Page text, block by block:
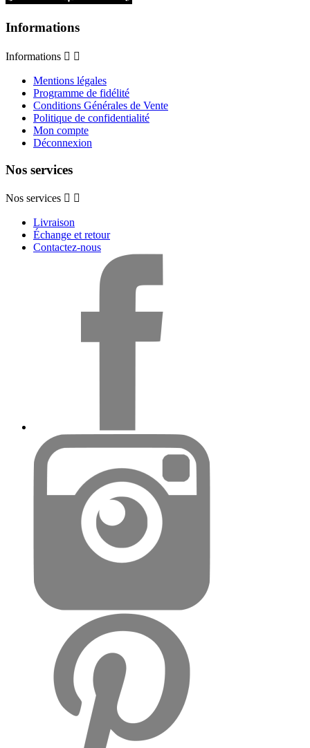
Informations
Informations  
Mentions légales
Programme de fidélité
Conditions Générales de Vente
Politique de confidentialité
Mon compte
Déconnexion
Nos services
Nos services  
Livraison
Échange et retour
Contactez-nous